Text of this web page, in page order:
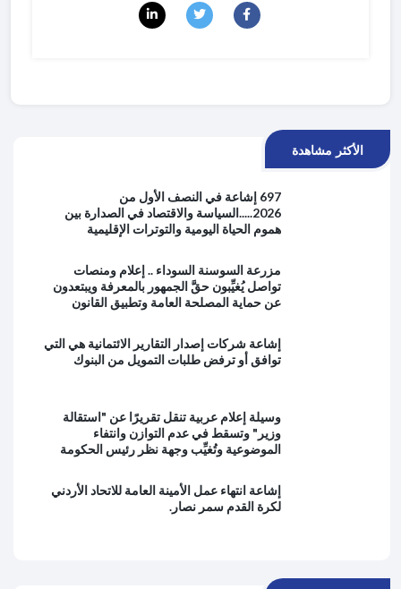
الأكثر مشاهدة
697 إشاعة في النصف الأول من
2026.....السياسة والاقتصاد في الصدارة بين
هموم الحياة اليومية والتوترات الإقليمية
مزرعة السوسنة السوداء .. إعلام ومنصات
تواصل يُغيِّبون حقَّ الجمهور بالمعرفة ويبتعدون
عن حماية المصلحة العامة وتطبيق القانون
إشاعة شركات إصدار التقارير الائتمانية هي التي
توافق أو ترفض طلبات التمويل من البنوك
وسيلة إعلام عربية تنقل تقريرًا عن "استقالة
وزير" وتسقط في عدم التوازن وانتفاء
الموضوعية وتُغيِّب وجهة نظر رئيس الحكومة
إشاعة انتهاء عمل الأمينة العامة للاتحاد الأردني
لكرة القدم سمر نصار.